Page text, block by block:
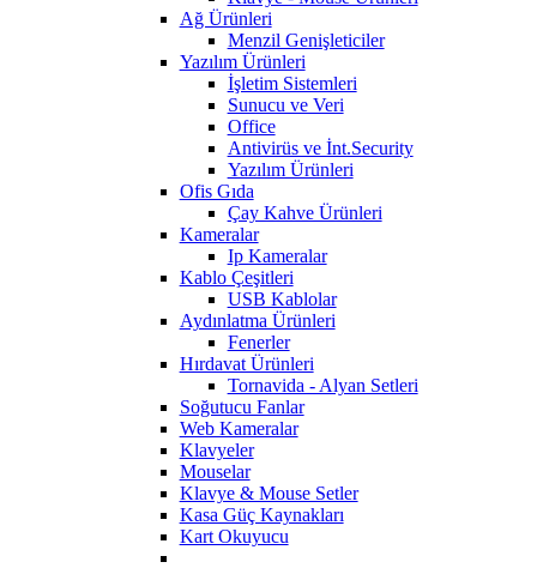
Ağ Ürünleri
Menzil Genişleticiler
Yazılım Ürünleri
İşletim Sistemleri
Sunucu ve Veri
Office
Antivirüs ve İnt.Security
Yazılım Ürünleri
Ofis Gıda
Çay Kahve Ürünleri
Kameralar
Ip Kameralar
Kablo Çeşitleri
USB Kablolar
Aydınlatma Ürünleri
Fenerler
Hırdavat Ürünleri
Tornavida - Alyan Setleri
Soğutucu Fanlar
Web Kameralar
Klavyeler
Mouselar
Klavye & Mouse Setler
Kasa Güç Kaynakları
Kart Okuyucu